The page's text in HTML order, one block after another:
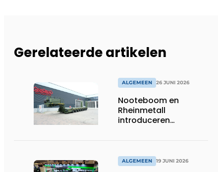
Gerelateerde artikelen
ALGEMEEN 26 JUNI 2026
Nooteboom en
Rheinmetall
introduceren
ALGEMEEN 19 JUNI 2026